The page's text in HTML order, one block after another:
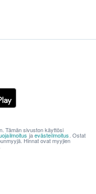
Tämän sivuston käyttösi
jaevästeilmoitus . Ostat
Hinnat ovat myyjien